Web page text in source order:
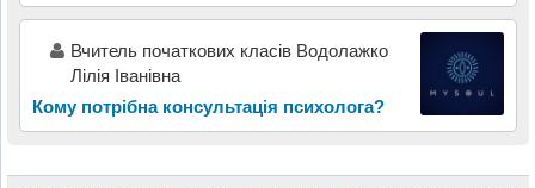
Вчитель початкових класів Водолажко
Лілія Іванівна
Кому потрібна консультація психолога?